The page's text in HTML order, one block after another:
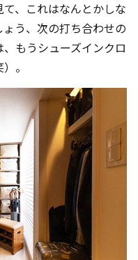
、これはなんとかしな
う、次の打ち合わせの
もうシューズインクロ
。